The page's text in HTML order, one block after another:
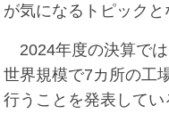
が気になるトピックと
2024年度の決算では
世界規模で7カ所の工
行うことを発表して